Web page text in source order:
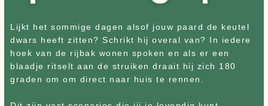
Lijkt het sommige dagen alsof jouw paard de keutel
dwars heeft zitten? Schrikt hij overal van? In iedere
hoek van de rijbak wonen spoken en als er een
blaadje ritselt aan de struiken draait hij zich 180
graden om om direct naar huis te rennen.